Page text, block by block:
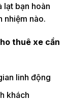
lạt bạn hoàn
nhiệm nào.
thuê xe cần
linh động
khách